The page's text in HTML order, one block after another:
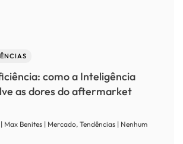
como a Inteligência
as dores do aftermarket
Max Benites | Mercado, Tendências | Nenhum